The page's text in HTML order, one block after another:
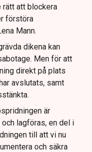
rätt att blockera
förstöra
Mann.
dikena kan
Men för att
direkt på plats
avslutats, samt
är
lagföras, en del i
till att vi nu
och säkra